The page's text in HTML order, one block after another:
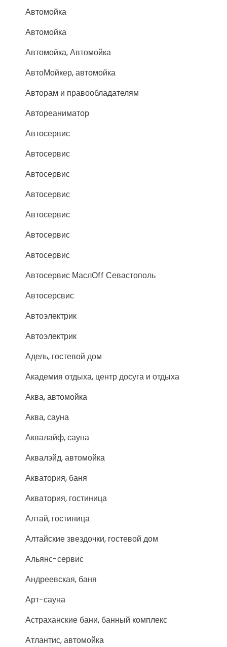
Автомойка
Автомойка
Автомойка, Автомойка
АвтоМойкер, автомойка
Авторам и правообладателям
Автореаниматор
Автосервис
Автосервис
Автосервис
Автосервис
Автосервис
Автосервис
Автосервис
Автосервис МаслОff Севастополь
Автосерсвис
Автоэлектрик
Автоэлектрик
Адель, гостевой дом
Академия отдыха, центр досуга и отдыха
Аква, автомойка
Аква, сауна
Аквалайф, сауна
Аквалэйд, автомойка
Акватория, баня
Акватория, гостиница
Алтай, гостиница
Алтайские звездочки, гостевой дом
Альянс-сервис
Андреевская, баня
Арт-сауна
Астраханские бани, банный комплекс
Атлантис, автомойка